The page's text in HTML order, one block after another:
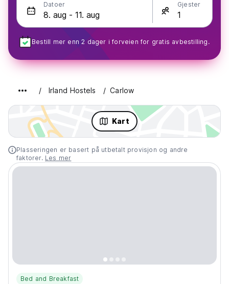
Datoer Gjester
Bestill mer enn 2 dager i forveien for gratis avbestilling.
Irland Hostels Carlow
Kart
Plasseringen er basert på utbetalt provisjon og andre
faktorer. Les mer
Bed and Breakfast